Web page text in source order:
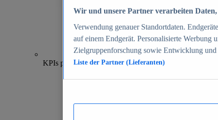
70+
KPIs pro Shop
Wir und unsere Partner verarbeiten
Verwendung genauer Standortdaten.
auf einem Endgerät. Personalisierte Werbung
Zielgruppenforschung sowie Entwicklung
Liste der Partner (Lieferanten)